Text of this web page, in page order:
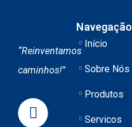
“Reinventamos
caminhos!”
Navegação
Início
Sobre Nós
Produtos
Servicos